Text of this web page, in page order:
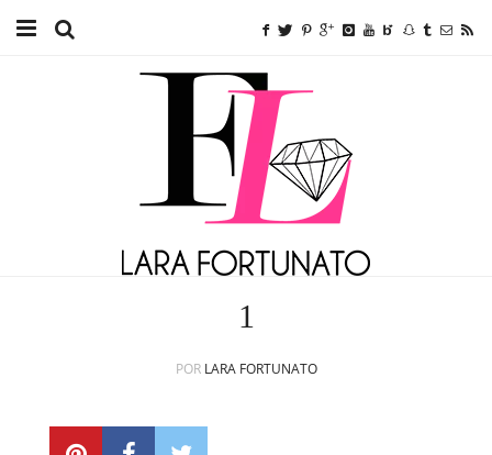
ANUNCIE
1
POR LARA FORTUNATO